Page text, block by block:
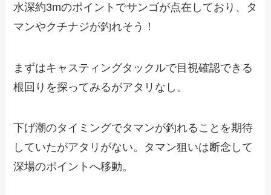
水深約3mのポイントでサンゴが点在しており、タ
マンやクチナジが釣れそう！
まずはキャスティングタックルで目視確認できる
根回りを探ってみるがアタリなし。
下げ潮のタイミングでタマンが釣れることを期待
していたがアタリがない。タマン狙いは断念して
深場のポイントへ移動。